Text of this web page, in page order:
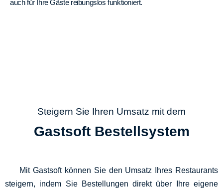
auch für Ihre Gäste reibungslos funktioniert.
Steigern Sie Ihren Umsatz mit dem
Gastsoft Bestellsystem
Mit Gastsoft können Sie den Umsatz Ihres Restaurants
steigern, indem Sie Bestellungen direkt über Ihre eigene